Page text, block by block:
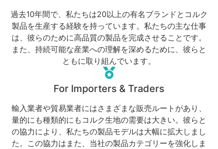
過去10年間で、私たちは20以上の有名ブランドとコルク
製品を生産する経験を持っています。私たちの主な仕事
は、彼らのために高品質の製品を完成させることです。
また、持続可能な産業への理解を深めるために、彼らと
ともに取り組んでいます。
For Importers & Traders
輸入業者や貿易業者にはさまざまな販売ルートがあり、
量的にも種類的にもコルク生地の需要は大きい。彼らと
の協力により、私たちの製品モデルは大幅に拡大しまし
た。この協力はまた、当社の製品カテゴリーを強化しま